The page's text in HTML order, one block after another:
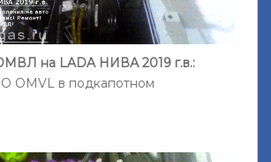
на LADA НИВА 2019 г.в.:
OMVL в подкапотном